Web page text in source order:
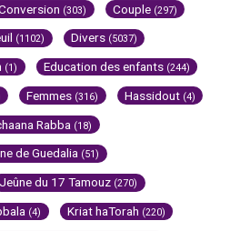
(303) Couple (297)
(1102) Divers (5037)
(1) Education des enfants (244)
Femmes (316) Hassidout (4)
Rabba (18)
de Guedalia (51)
Jeûne du 17 Tamouz (270)
(4) Kriat haTorah (220)